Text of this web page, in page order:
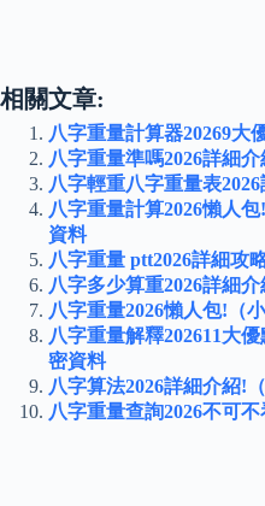
相關文章:
八字重量計算器20269大
八字重量準嗎2026詳細介
八字輕重八字重量表2026
八字重量計算2026懶人
資料
八字重量 ptt2026詳細攻
八字多少算重2026詳細介
八字重量2026懶人包!（小
八字重量解釋202611大
密資料
八字算法2026詳細介紹!
八字重量查詢2026不可